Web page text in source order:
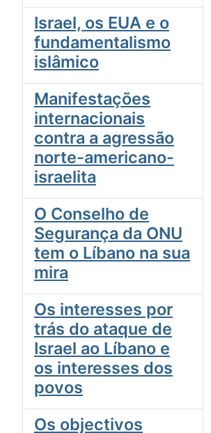
Israel, os EUA e o
fundamentalismo
islâmico
Manifestações
internacionais
contra a agressão
norte-americano-
israelita
O Conselho de
Segurança da ONU
tem o Líbano na sua
mira
Os interesses por
trás do ataque de
Israel ao Líbano e
os interesses dos
povos
Os objectivos